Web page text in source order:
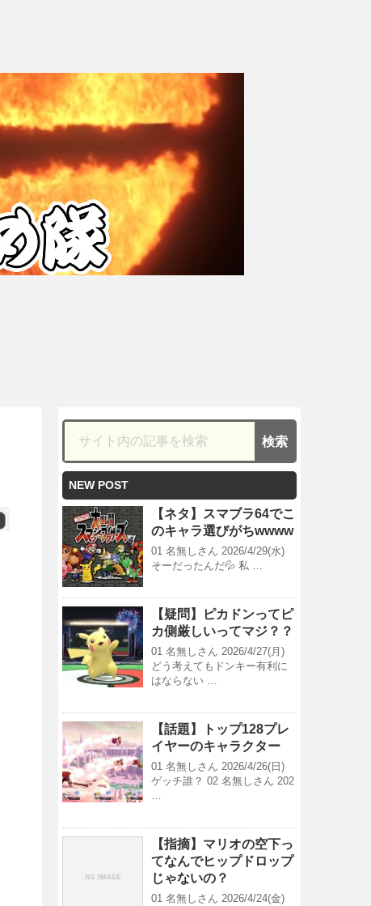
NEW POST
【ネタ】スマブラ64でこ
のキャラ選びがちwwww
01 名無しさん 2026/4/29(水)
そーだったんだ💦 私 …
【疑問】ピカドンってピ
カ側厳しいってマジ？？
01 名無しさん 2026/4/27(月)
どう考えてもドンキー有利に
はならない …
【話題】トップ128プレ
イヤーのキャラクター
01 名無しさん 2026/4/26(日)
ゲッチ誰？ 02 名無しさん 202
…
【指摘】マリオの空下っ
てなんでヒップドロップ
じゃないの？
01 名無しさん 2026/4/24(金)